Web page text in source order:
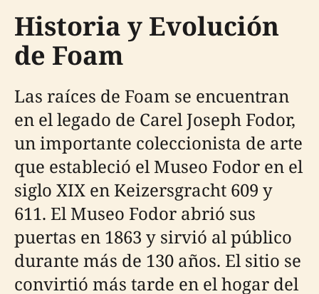
Historia y Evolución
de Foam
Las raíces de Foam se encuentran
en el legado de Carel Joseph Fodor,
un importante coleccionista de arte
que estableció el Museo Fodor en el
siglo XIX en Keizersgracht 609 y
611. El Museo Fodor abrió sus
puertas en 1863 y sirvió al público
durante más de 130 años. El sitio se
convirtió más tarde en el hogar del